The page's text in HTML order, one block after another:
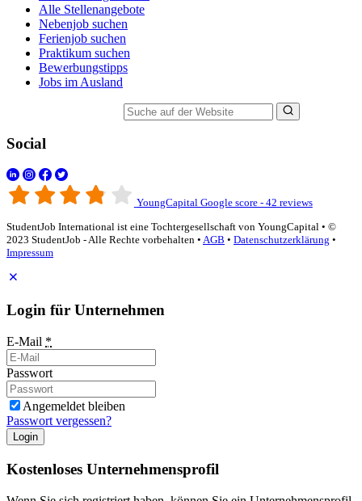
Alle Stellenangebote
Nebenjob suchen
Ferienjob suchen
Praktikum suchen
Bewerbungstipps
Jobs im Ausland
Social
YoungCapital Google score - 42 reviews
StudentJob International ist eine Tochtergesellschaft von YoungCapital • ©
2023 StudentJob - Alle Rechte vorbehalten • AGB • Datenschutzerklärung •
Impressum
Login für Unternehmen
E-Mail *
Passwort
Angemeldet bleiben
Passwort vergessen?
Login
Kostenloses Unternehmensprofil